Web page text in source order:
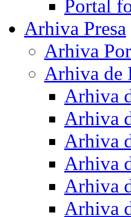
Portal
Arhiva Presa
Arhiva
Arhiva de
Arhiva
Arhiva
Arhiva
Arhiva
Arhiva
Arhiva